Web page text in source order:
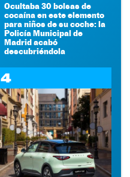
Ocultaba 30 bolsas de
cocaína en este elemento
para niños de su coche: la
Policía Municipal de
Madrid acabó
descubriéndola
4